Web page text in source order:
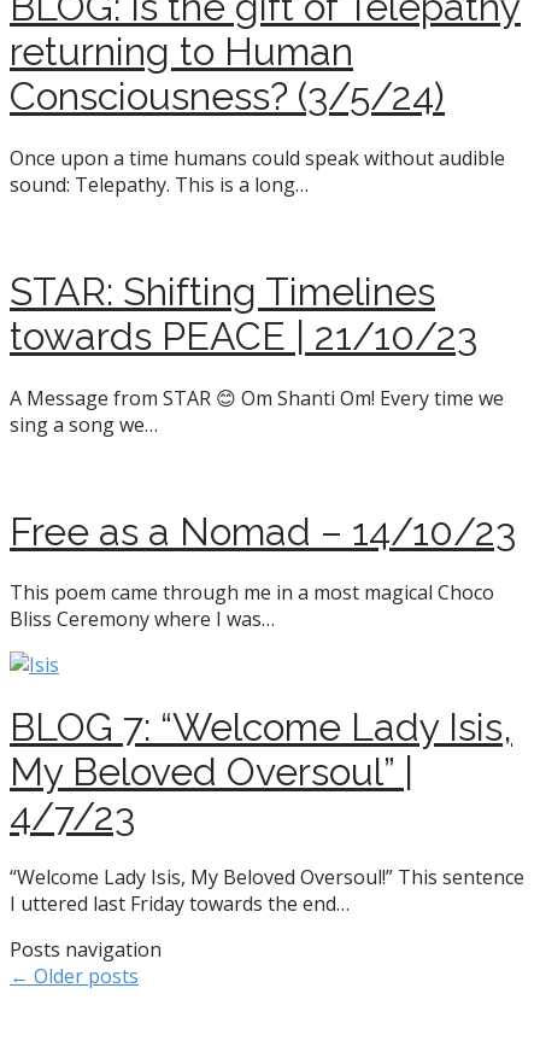
returning to Human
Consciousness? (3/5/24)
Once upon a time humans could speak without audible
sound: Telepathy. This is a long…
STAR: Shifting Timelines
towards PEACE | 21/10/23
A Message from STAR 😊 Om Shanti Om! Every time we
sing a song we…
Free as a Nomad – 14/10/23
This poem came through me in a most magical Choco
Bliss Ceremony where I was…
BLOG 7: “Welcome Lady Isis,
My Beloved Oversoul” |
4/7/23
“Welcome Lady Isis, My Beloved Oversoul!” This sentence
I uttered last Friday towards the end…
Posts navigation
← Older posts